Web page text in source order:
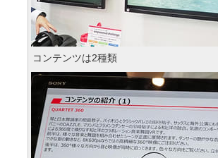
コンテンツは2種類